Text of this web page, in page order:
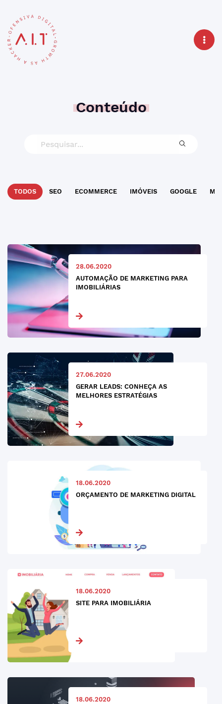
Conteúdo
TODOS SEO ECOMMERCE IMÓVEIS GOOGLE
28.06.2020
AUTOMAÇÃO DE MARKETING PARA
IMOBILIÁRIAS
27.06.2020
GERAR LEADS: CONHEÇA AS
MELHORES ESTRATÉGIAS
18.06.2020
ORÇAMENTO DE MARKETING DIGITAL
18.06.2020
SITE PARA IMOBILIÁRIA
18.06.2020